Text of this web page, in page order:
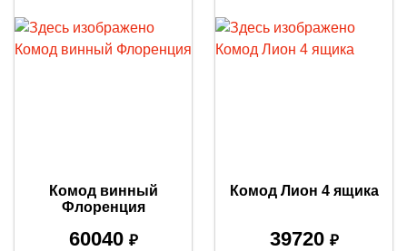
Комод винный
Флоренция
60040 ₽
Комод Лион 4 ящика
39720 ₽